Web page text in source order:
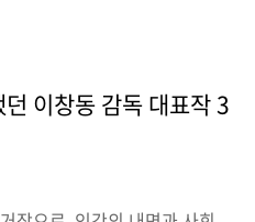
이창동 감독 대표작 3